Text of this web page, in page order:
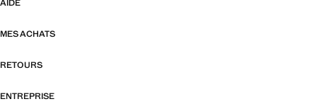
AIDE
MES ACHATS
RETOURS
ENTREPRISE